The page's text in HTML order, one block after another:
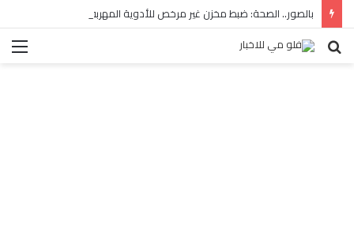
بالصور.. الصحة: ضبط مخزن غير مرخص للأدوية المهربة بالبساتين
بحث